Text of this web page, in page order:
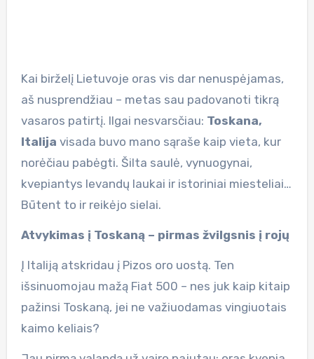
Kai birželį Lietuvoje oras vis dar nenuspėjamas,
aš nusprendžiau – metas sau padovanoti tikrą
vasaros patirtį. Ilgai nesvarsčiau: Toskana,
Italija visada buvo mano sąraše kaip vieta, kur
norėčiau pabėgti. Šilta saulė, vynuogynai,
kvepiantys levandų laukai ir istoriniai miesteliai…
Būtent to ir reikėjo sielai.
Atvykimas į Toskaną – pirmas žvilgsnis į rojų
Į Italiją atskridau į Pizos oro uostą. Ten
išsinuomojau mažą Fiat 500 – nes juk kaip kitaip
pažinsi Toskaną, jei ne važiuodamas vingiuotais
kaimo keliais?